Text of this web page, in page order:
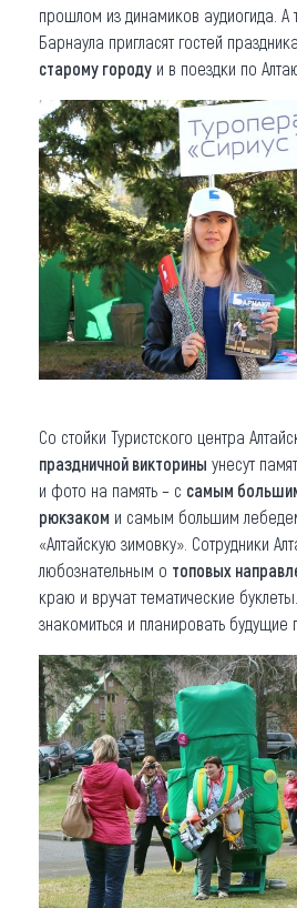
прошлом из динамиков аудиогида. А
Барнаула пригласят гостей
старому городу и в поездки по
Со стойки Туристского центра
праздничной викторины унесут
и фото на память – с самым
рюкзаком и самым большим
«Алтайскую зимовку». Сотрудники
любознательным о топовых
краю и вручат тематические
знакомиться и планировать будущие